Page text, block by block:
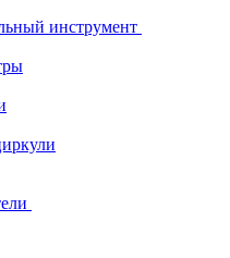
инструмент